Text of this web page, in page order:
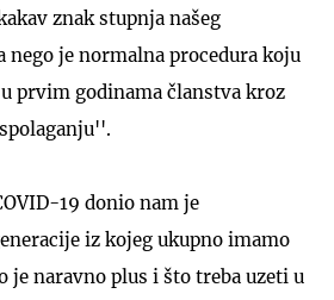
znak stupnja našeg
nego je normalna procedura koju
prvim godinama članstva kroz
19 donio nam je
iz kojeg ukupno imamo
je naravno plus i što treba uzeti u